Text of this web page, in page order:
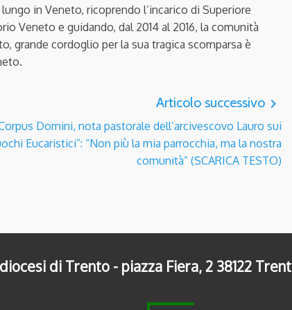
in Veneto, ricoprendo l’incarico di Superiore
Veneto e guidando, dal 2014 al 2016, la comunità
grande cordoglio per la sua tragica scomparsa è
Articolo successivo navigate_next
Domini, nota pastorale dell’arcivescovo Lauro sui
Eucaristici”: “Non più la mia parrocchia, ma la nostra
comunità” (SCARICA TESTO)
di Trento - piazza Fiera, 2 38122